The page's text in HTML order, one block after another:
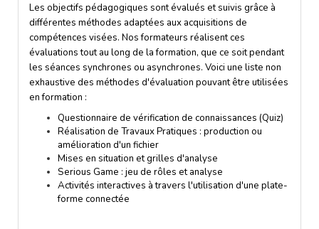
Les objectifs pédagogiques sont évalués et suivis grâce à
différentes méthodes adaptées aux acquisitions de
compétences visées. Nos formateurs réalisent ces
évaluations tout au long de la formation, que ce soit pendant
les séances synchrones ou asynchrones. Voici une liste non
exhaustive des méthodes d'évaluation pouvant être utilisées
en formation :
Questionnaire de vérification de connaissances (Quiz)
Réalisation de Travaux Pratiques : production ou
amélioration d'un fichier
Mises en situation et grilles d'analyse
Serious Game : jeu de rôles et analyse
Activités interactives à travers l'utilisation d'une plate-
forme connectée